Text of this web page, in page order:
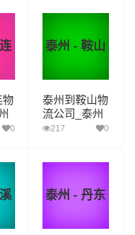
物
_0
泰州 - 鞍山
泰州到鞍山物
流公司_泰州
到鞍山货运_
217 0
泰州 - 丹东